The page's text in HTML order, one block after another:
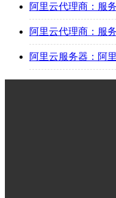
阿里云代理商：服
阿里云代理商：服
阿里云服务器：阿